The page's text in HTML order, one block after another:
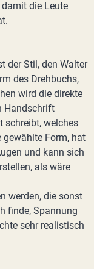
damit die Leute
der Stil, den Walter
des Drehbuchs,
wird die direkte
Handschrift
schreibt, welches
Form, hat
und kann sich
als wäre
werden, die sonst
finde, Spannung
sehr realistisch